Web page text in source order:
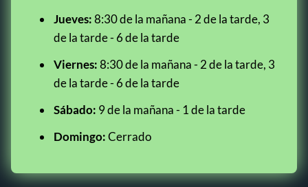
Jueves:8:30 de la mañana - 2 de la tarde, 3
de la tarde - 6 de la tarde
Viernes:8:30 de la mañana - 2 de la tarde, 3
de la tarde - 6 de la tarde
Sábado: 9 de la mañana - 1 de la tarde
Domingo:Cerrado